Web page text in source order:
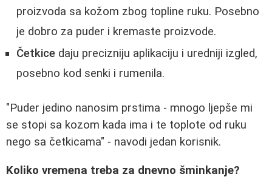
proizvoda sa kožom zbog topline ruku. Posebno
je dobro za puder i kremaste proizvode.
Četkice daju precizniju aplikaciju i uredniji izgled,
posebno kod senki i rumenila.
"Puder jedino nanosim prstima - mnogo ljepše mi
se stopi sa kozom kada ima i te toplote od ruku
nego sa četkicama" - navodi jedan korisnik.
Koliko vremena treba za dnevno šminkanje?